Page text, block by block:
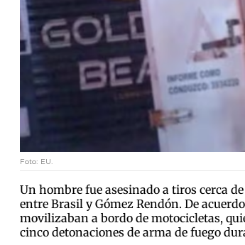
Foto: EU.
Un hombre fue asesinado a tiros cerca
entre Brasil y Gómez Rendón. De
movilizaban a bordo de motocicletas,
cinco detonaciones de arma de fuego